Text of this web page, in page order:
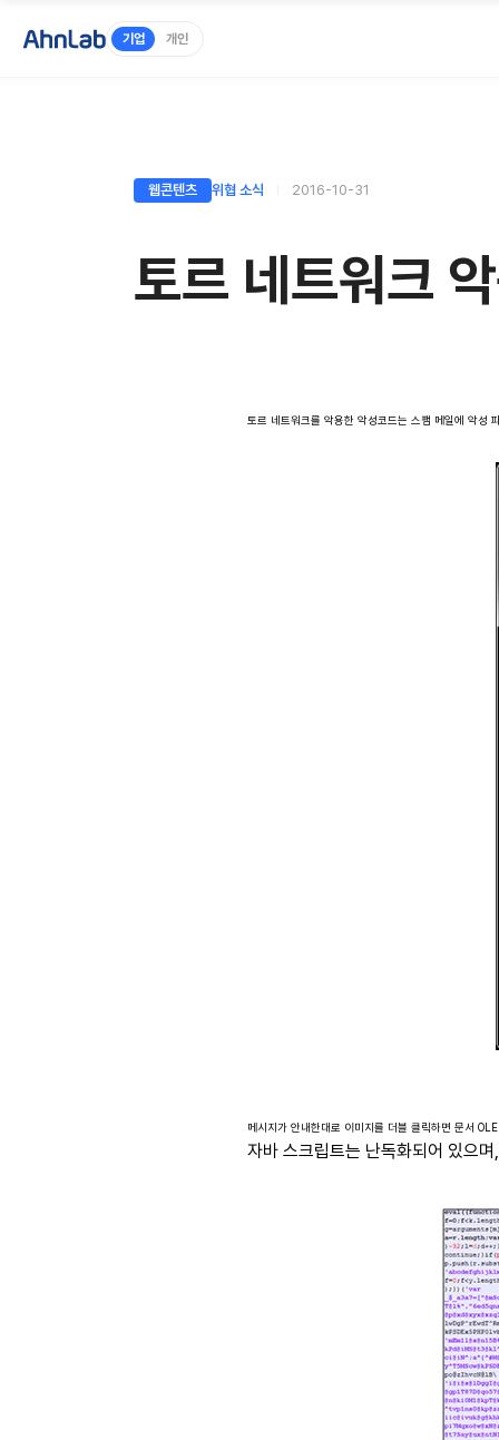
기업 개인
웹콘텐츠 위협 소식 2016-10-31
토르 네트워크
토르 네트워크를 악용한 악성코드는 스팸 메일에 악성
메시지가 안내한대로 이미지를 더블 클릭하면 문서
자바 스크립트는 난독화되어 있으